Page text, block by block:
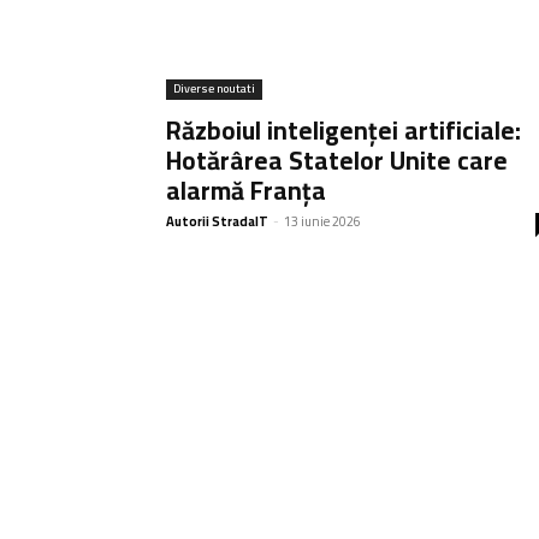
Diverse noutati
Războiul inteligenței artificiale:
Hotărârea Statelor Unite care
alarmă Franța
Autorii StradaIT - 13 iunie 2026